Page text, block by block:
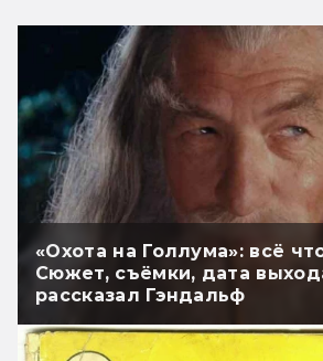
«Охота на Голлума»: всё
Сюжет, съёмки, дата
рассказал Гэндальф